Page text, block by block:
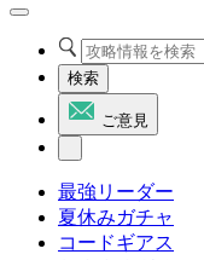
検索
ご意見
最強リーダー
夏休みガチャ
コードギアス